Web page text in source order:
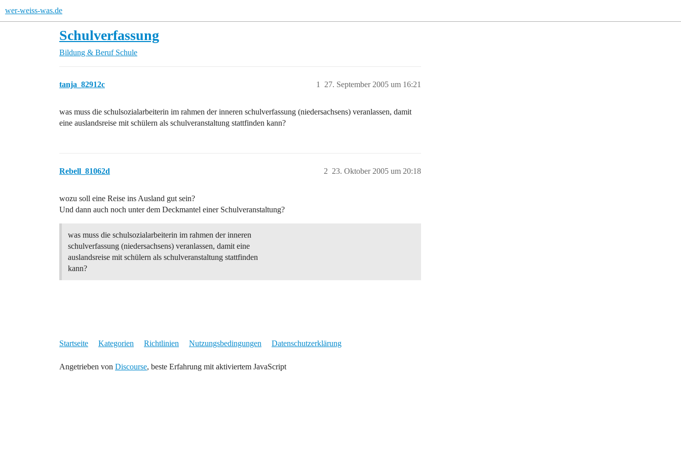
wer-weiss-was.de
Schulverfassung
Bildung & Beruf Schule
tanja_82912c 27. September 2005 um 16:21
1
was muss die schulsozialarbeiterin im rahmen der inneren schulverfassung (niedersachsens) veranlassen, damit
eine auslandsreise mit schülern als schulveranstaltung stattfinden kann?
Rebell_81062d 23. Oktober 2005 um 20:18
2
wozu soll eine Reise ins Ausland gut sein?
Und dann auch noch unter dem Deckmantel einer Schulveranstaltung?
was muss die schulsozialarbeiterin im rahmen der inneren
schulverfassung (niedersachsens) veranlassen, damit eine
auslandsreise mit schülern als schulveranstaltung stattfinden
kann?
Startseite Kategorien Richtlinien Nutzungsbedingungen Datenschutzerklärung
Angetrieben von Discourse, beste Erfahrung mit aktiviertem JavaScript